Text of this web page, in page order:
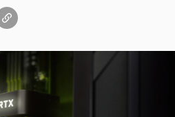
inscreva-se
e concordo com os